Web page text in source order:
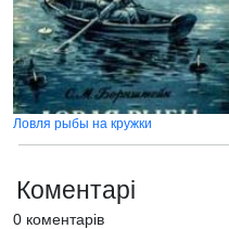
Ловля рыбы на кружки
Коментарі
0 коментарів